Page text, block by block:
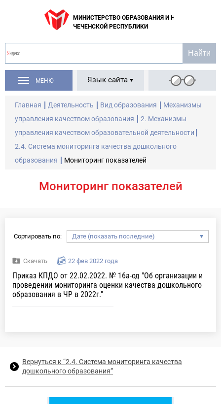
МИНИСТЕРСТВО ОБРАЗОВАНИЯ И НАУКИ
ЧЕЧЕНСКОЙ РЕСПУБЛИКИ
МЕНЮ Язык сайта
Главная Деятельность Вид образования
Механизмы
управления качеством образования
2. Механизмы
управления качеством образовательной деятельности
2.4. Система мониторинга качества дошкольного
образования
Мониторинг показателей
Мониторинг показателей
Сортировать по:
Скачать 22 фев 2022 года
Приказ КПДО от 22.02.2022. № 16а-од "Об организации и
проведении мониторинга оценки качества дошкольного
образования в ЧР в 2022г."
Вернуться к “2.4. Система мониторинга качества
дошкольного образования”